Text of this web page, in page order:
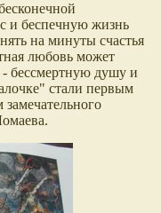
и беспечную жизнь
на минуты счастья
любовь может
бессмертную душу и
стали первым